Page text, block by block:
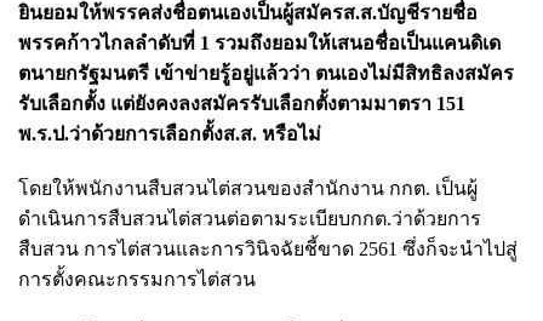
ยินยอมให้พรรคส่งชื่อตนเองเป็นผู้สมัครส.ส.บัญชีรายชื่อ
พรรคก้าวไกลลำดับที่ 1 รวมถึงยอมให้เสนอชื่อเป็นแคนดิเด
ตนายกรัฐมนตรี เข้าข่ายรู้อยู่แล้วว่า ตนเองไม่มีสิทธิลงสมัคร
รับเลือกตั้ง แต่ยังคงลงสมัครรับเลือกตั้งตามมาตรา 151
พ.ร.ป.ว่าด้วยการเลือกตั้งส.ส. หรือไม่
โดยให้พนักงานสืบสวนไต่สวนของสำนักงาน กกต. เป็นผู้
ดำเนินการสืบสวนไต่สวนต่อตามระเบียบกกต.ว่าด้วยการ
สืบสวน การไต่สวนและการวินิจฉัยชี้ขาด 2561 ซึ่งก็จะนำไปสู่
การตั้งคณะกรรมการไต่สวน